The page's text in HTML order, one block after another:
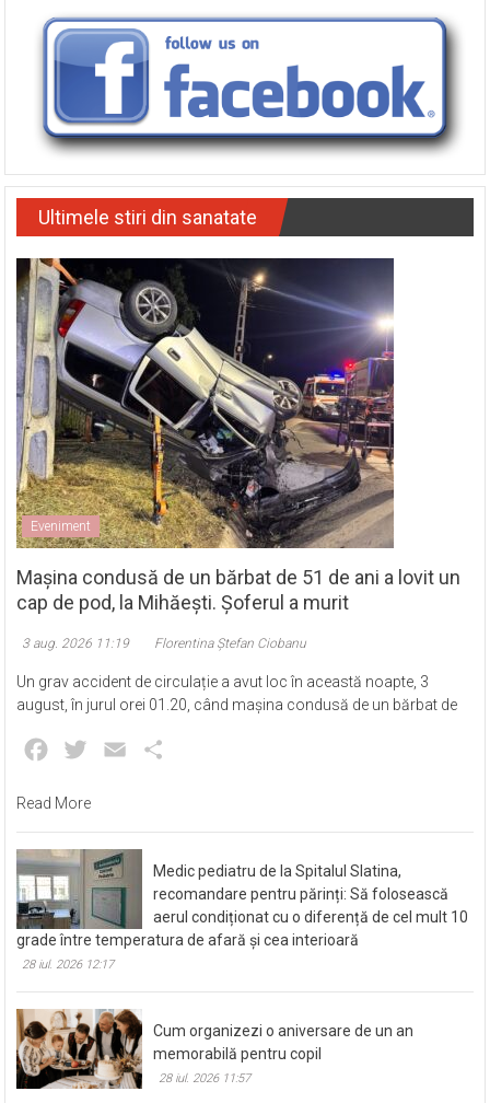
Ultimele stiri din sanatate
Eveniment
Mașina condusă de un bărbat de 51 de ani a lovit un
cap de pod, la Mihăești. Șoferul a murit
3 aug. 2026 11:19 Florentina Ștefan Ciobanu
Un grav accident de circulație a avut loc în această noapte, 3
august, în jurul orei 01.20, când mașina condusă de un bărbat de
Facebook
Twitter Email
Read More
Medic pediatru de la Spitalul Slatina,
recomandare pentru părinți: Să folosească
aerul condiționat cu o diferență de cel mult 10
grade între temperatura de afară și cea interioară
28 iul. 2026 12:17
Cum organizezi o aniversare de un an
memorabilă pentru copil
28 iul. 2026 11:57